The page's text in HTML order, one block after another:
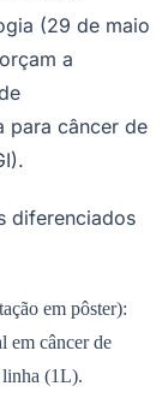
(29 de maio
a
para câncer de
diferenciados
em pôster):
em câncer de
(1L).